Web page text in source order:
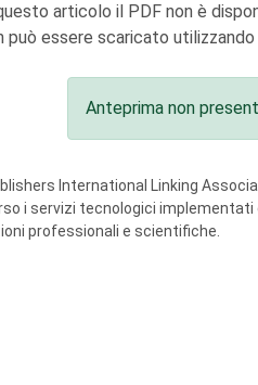
articolo il PDF non è
può essere scaricato
Anteprima non
International Linking
i servizi tecnologici implementati
professionali e scientifiche.